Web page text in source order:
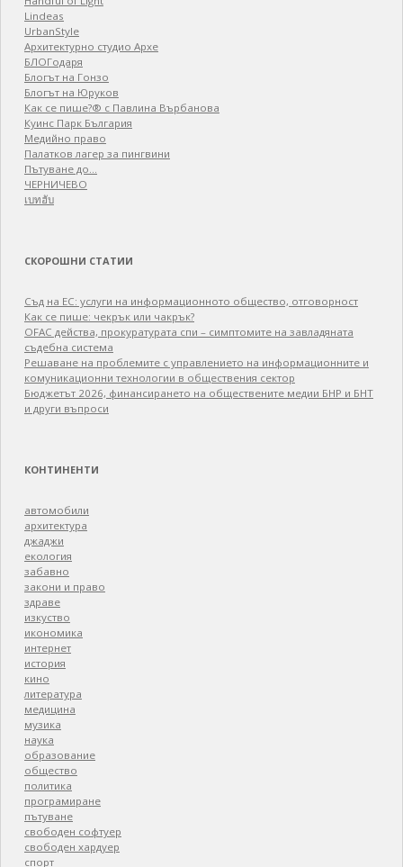
Lindeas
UrbanStyle
Архитектурно студио Архе
БЛОГодаря
Блогът на Гонзо
Блогът на Юруков
Как се пише?® с Павлина Върбанова
Куинс Парк България
Медийно право
Палатков лагер зa пингвини
Пътуване до…
ЧЕРНИЧЕВО
เบทฮับ
СКОРОШНИ СТАТИИ
Съд на ЕС: услуги на информационното общество, отговорност
Как се пише: чекрък или чакрък?
OFAC действа, прокуратурата спи – симптомите на завладяната
съдебна система
Решаване на проблемите с управлението на информационните и
комуникационни технологии в обществения сектор
Бюджетът 2026, финансирането на обществените медии БНР и БНТ
и други въпроси
КОНТИНЕНТИ
автомобили
архитектура
джаджи
екология
забавно
закони и право
здраве
изкуство
икономика
интернет
история
кино
литература
медицина
музика
наука
образование
общество
политика
програмиране
пътуване
свободен софтуер
свободен хардуер
спорт